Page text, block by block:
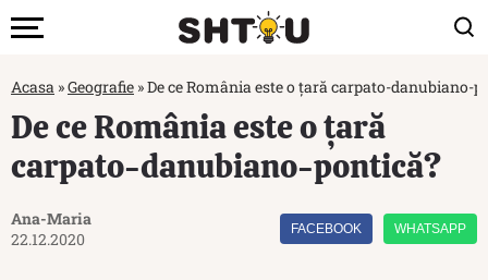
Acasa »Geografie »De ce România este o țară carpato-danubiano-
De ce România este o țară
carpato-danubiano-pontică?
Ana-Maria
22.12.2020
FACEBOOK WHATSAPP